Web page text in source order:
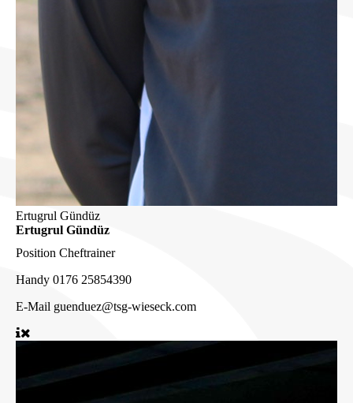
Ertugrul Gündüz
Ertugrul Gündüz
Position Cheftrainer
Handy 0176 25854390
E-Mail guenduez@tsg-wieseck.com